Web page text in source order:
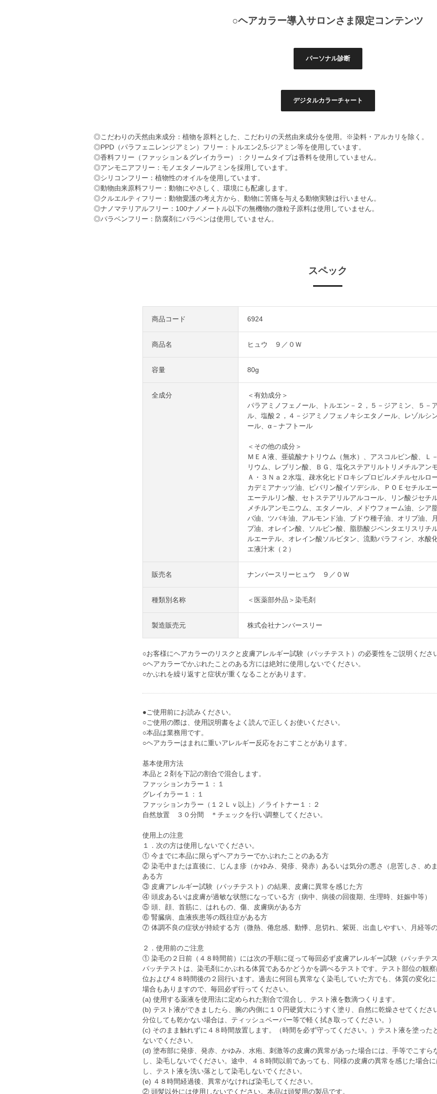
○ヘアカラー導入サロンさま限定コンテンツ
パーソナル診断
デジタルカラーチャート
◎こだわりの天然由来成分：植物を原料とした、こだわりの天然由来成分を使用。※染料・アルカリを除く。
◎PPD（パラフェニレンジアミン）フリー：トルエン2,5-ジアミン等を使用しています。
◎香料フリー（ファッション＆グレイカラー）：クリームタイプは香料を使用していません。
◎アンモニアフリー：モノエタノールアミンを採用しています。
◎シリコンフリー：植物性のオイルを使用しています。
◎動物由来原料フリー：動物にやさしく、環境にも配慮します。
◎クルエルティフリー：動物愛護の考え方から、動物に苦痛を与える動物実験は行いません。
◎ナノマテリアルフリー：100ナノメートル以下の無機物の微粒子原料は使用していません。
◎パラベンフリー：防腐剤にパラベンは使用していません。
スペック
商品コード 6924
商品名 ヒュウ ９／０Ｗ
容量 80g
全成分
＜有効成分＞
パラアミノフェノール、トルエン－２，５－ジアミン、５－
ル、塩酸２，４－ジアミノフェノキシエタノール、レゾルシ
ール、α－ナフトール
＜その他の成分＞
ＭＥＡ液、亜硫酸ナトリウム（無水）、アスコルビン酸、Ｌ
リウム、レブリン酸、ＢＧ、塩化ステアリルトリメチルアン
Ａ・３Ｎａ２水塩、疎水化ヒドロキシプロピルメチルセルロ
カデミアナッツ油、ピバリン酸イソデシル、ＰＯＥセチルエ
エーテルリン酸、セトステアリルアルコール、リン酸ジセチ
メチルアンモニウム、エタノール、メドウフォーム油、シア
バ油、ツバキ油、アルモンド油、ブドウ種子油、オリブ油、
プ油、オレイン酸、ソルビン酸、脂肪酸ジペンタエリスリチ
ルエーテル、オレイン酸ソルビタン、流動パラフィン、水酸
エ液汁末（２）
販売名 ナンバースリーヒュウ ９／０Ｗ
種類別名称 ＜医薬部外品＞染毛剤
製造販売元 株式会社ナンバースリー
○お客様にヘアカラーのリスクと皮膚アレルギー試験（パッチテスト）の必要性をご説明くださ
○ヘアカラーでかぶれたことのある方には絶対に使用しないでください。
○かぶれを繰り返すと症状が重くなることがあります。
●ご使用前にお読みください。
○ご使用の際は、使用説明書をよく読んで正しくお使いください。
○本品は業務用です。
○ヘアカラーはまれに重いアレルギー反応をおこすことがあります。
基本使用方法
本品と２剤を下記の割合で混合します。
ファッションカラー１：１
グレイカラー１：１
ファッションカラー（１２Ｌｖ以上）／ライトナー１：２
自然放置 ３０分間 ＊チェックを行い調整してください。
使用上の注意
１．次の方は使用しないでください。
① 今までに本品に限らずヘアカラーでかぶれたことのある方
② 染毛中または直後に、じんま疹（かゆみ、発疹、発赤）あるいは気分の悪さ（息苦しさ、め
ある方
③ 皮膚アレルギー試験（パッチテスト）の結果、皮膚に異常を感じた方
④ 頭皮あるいは皮膚が過敏な状態になっている方（病中、病後の回復期、生理時、妊娠中等）
⑤ 頭、顔、首筋に、はれもの、傷、皮膚病がある方
⑥ 腎臓病、血液疾患等の既往症がある方
⑦ 体調不良の症状が持続する方（微熱、倦怠感、動悸、息切れ、紫斑、出血しやすい、月経等
２．使用前のご注意
① 染毛の２日前（４８時間前）には次の手順に従って毎回必ず皮膚アレルギー試験（パッチテ
パッチテストは、染毛剤にかぶれる体質であるかどうかを調べるテストです。テスト部位の観
位および４８時間後の２回行います。過去に何回も異常なく染毛していた方でも、体質の変化
場合もありますので、毎回必ず行ってください。
(a) 使用する薬液を使用法に定められた割合で混合し、テスト液を数滴つくります。
(b) テスト液ができましたら、腕の内側に１０円硬貨大にうすく塗り、自然に乾燥させてくださ
分位しても乾かない場合は、ティッシュペーパー等で軽く拭き取ってください。）
(c) そのまま触れずに４８時間放置します。（時間を必ず守ってください。）テスト液を塗った
ないでください。
(d) 塗布部に発疹、発赤、かゆみ、水疱、刺激等の皮膚の異常があった場合には、手等でこすら
し、染毛しないでください。途中、４８時間以前であっても、同様の皮膚の異常を感じた場合
し、テスト液を洗い落として染毛しないでください。
(e) ４８時間経過後、異常がなければ染毛してください。
② 頭髪以外には使用しないでください。本品は頭髪用の製品です。